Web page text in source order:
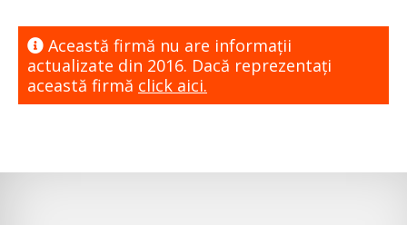
Această firmă nu are informaţii
actualizate din 2016. Dacă reprezentaţi
această firmă click aici.